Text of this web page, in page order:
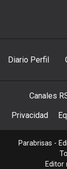
Diario Perfil
Canales
Privacidad
Parabrisas -
Editor